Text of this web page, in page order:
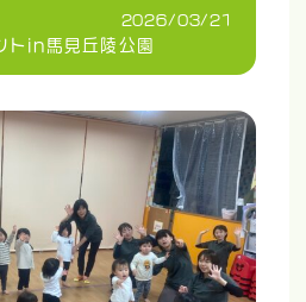
2026/03/21
トin馬見丘陵公園